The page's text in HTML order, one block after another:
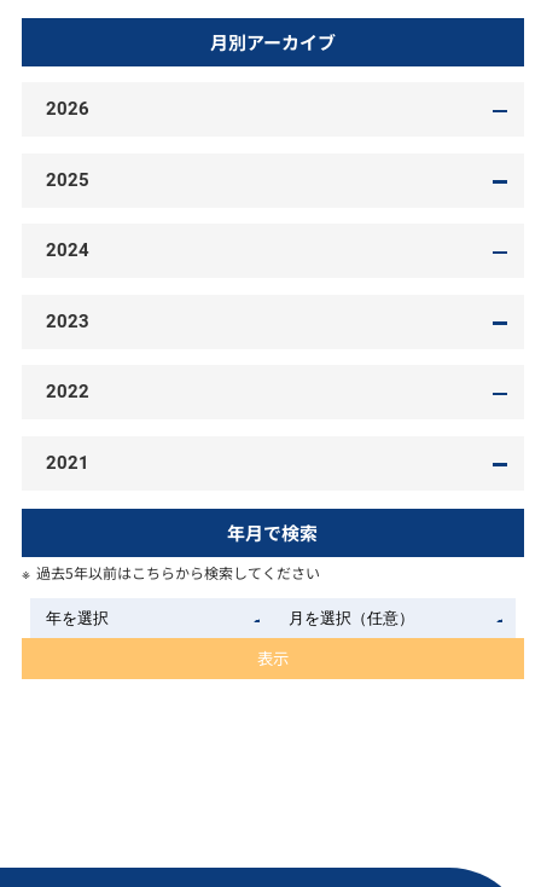
月別アーカイブ
2026
2025
2024
2023
2022
2021
年月で検索
過去5年以前はこちらから検索してください
表示